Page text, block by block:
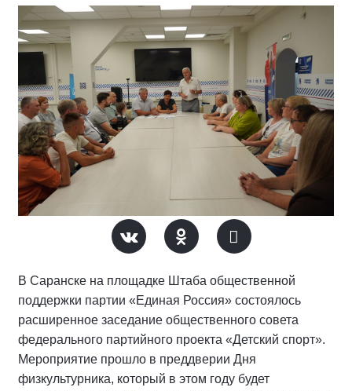
В Саранске на площадке Штаба общественной
поддержки партии «Единая Россия» состоялось
расширенное заседание общественного совета
федерального партийного проекта «Детский спорт».
Мероприятие прошло в преддверии Дня
физкультурника, который в этом году будет